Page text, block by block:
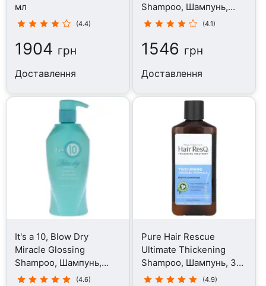
мл
(4.4)
1904 грн
Доставлення
Shampoo, Шампунь,
354 мл
(4.1)
1546 грн
Доставлення
It's a 10, Blow Dry
Miracle Glossing
Shampoo, Шампунь,
295.7 мл
(4.6)
Pure Hair Rescue
Ultimate Thickening
Shampoo, Шампунь, 355
мл
(4.9)